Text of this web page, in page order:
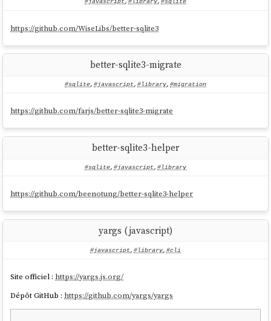
#javascript, #library, #sqlite
https://github.com/WiseLibs/better-sqlite3
better-sqlite3-migrate
#sqlite, #javascript, #library, #migration
https://github.com/farjs/better-sqlite3-migrate
better-sqlite3-helper
#sqlite, #javascript, #library
https://github.com/beenotung/better-sqlite3-helper
yargs (javascript)
#javascript, #library, #cli
Site officiel : https://yargs.js.org/
Dépôt GitHub : https://github.com/yargs/yargs